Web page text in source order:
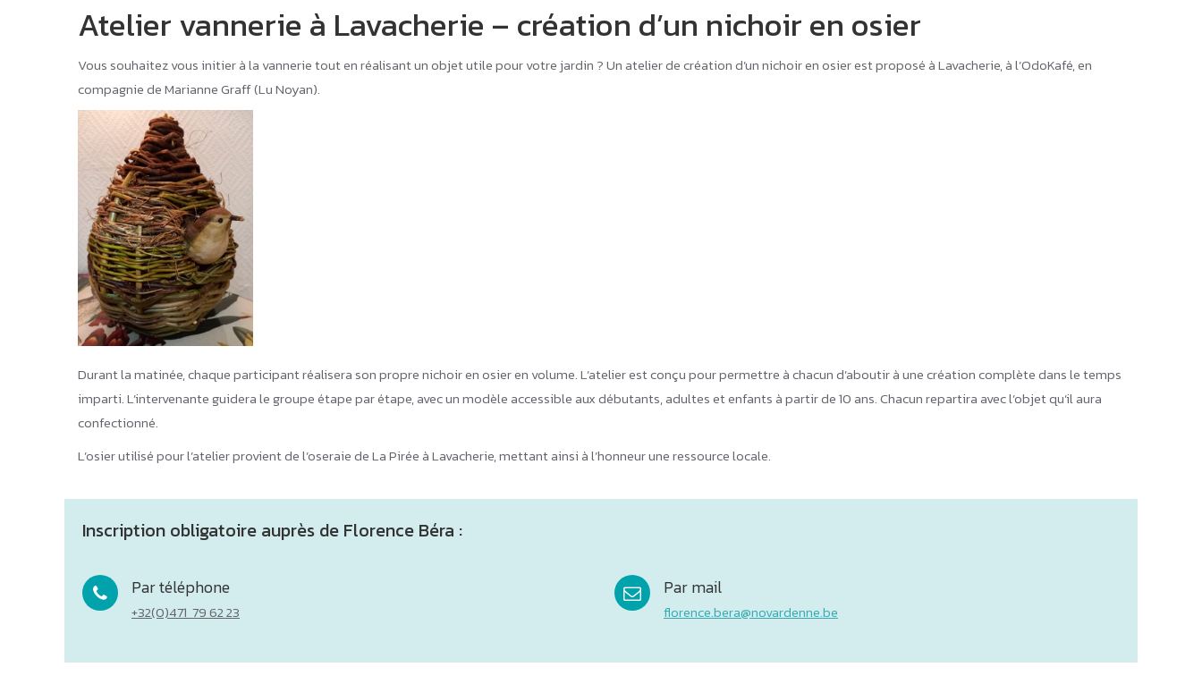
Atelier vannerie à Lavacherie – création d’un nichoir en osier
Vous souhaitez vous initier à la vannerie tout en réalisant un objet utile pour votre jardin ? Un atelier de création d’un nichoir en osier est proposé à Lavacherie, à l’OdoKafé, en
compagnie de Marianne Graff (Lu Noyan).
Durant la matinée, chaque participant réalisera son propre nichoir en osier en volume. L’atelier est conçu pour permettre à chacun d’aboutir à une création complète dans le temps
imparti. L’intervenante guidera le groupe étape par étape, avec un modèle accessible aux débutants, adultes et enfants à partir de 10 ans. Chacun repartira avec l’objet qu’il aura
confectionné.
L’osier utilisé pour l’atelier provient de l’oseraie de La Pirée à Lavacherie, mettant ainsi à l’honneur une ressource locale.
Inscription obligatoire auprès de Florence Béra :
Par téléphone
+32(0)471 79 62 23
Par mail
florence.bera@novardenne.be